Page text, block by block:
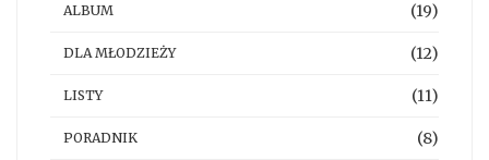
ALBUM (19)
DLA MŁODZIEŻY (12)
LISTY (11)
PORADNIK (8)